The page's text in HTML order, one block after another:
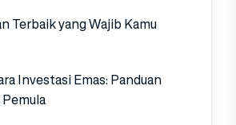
Terbaik yang Wajib Kamu
Investasi Emas: Panduan